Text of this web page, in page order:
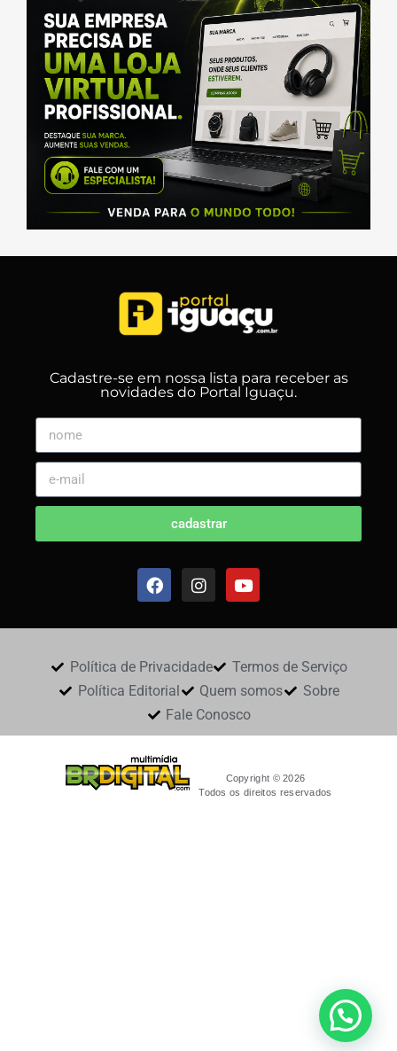
Cadastre-se em nossa lista para receber as
novidades do Portal Iguaçu.
cadastrar
Política de Privacidade
Termos de Serviço
Política Editorial
Quem somos
Sobre
Fale Conosco
Copyright © 2026
Todos os direitos reservados